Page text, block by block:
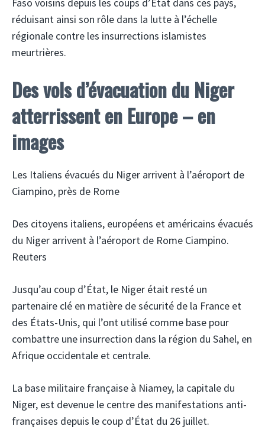
réduisant ainsi son rôle dans la lutte à l’échelle
régionale contre les insurrections islamistes
meurtrières.
Des vols d’évacuation du Niger
atterrissent en Europe – en
images
Les Italiens évacués du Niger arrivent à l’aéroport de
Ciampino, près de Rome
Des citoyens italiens, européens et américains évacués
du Niger arrivent à l’aéroport de Rome Ciampino.
Reuters
Jusqu’au coup d’État, le Niger était resté un
partenaire clé en matière de sécurité de la France et
des États-Unis, qui l’ont utilisé comme base pour
combattre une insurrection dans la région du Sahel, en
Afrique occidentale et centrale.
La base militaire française à Niamey, la capitale du
Niger, est devenue le centre des manifestations anti-
françaises depuis le coup d’État du 26 juillet.